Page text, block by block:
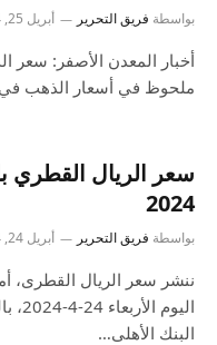
بواسطة فريق التحرير أبريل 25, 2024
أخبار المعدن الأصفر:
ملحوظ في أسعار الذهب
2024
بواسطة فريق التحرير أبريل 24, 2024
ننشر سعر الريال القطرى،
البنك الأهلى…